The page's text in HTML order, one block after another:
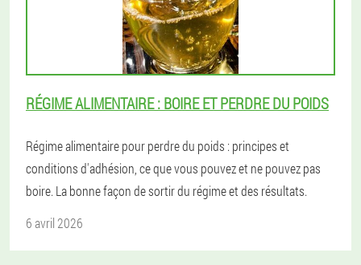
RÉGIME ALIMENTAIRE : BOIRE ET PERDRE DU POIDS
Régime alimentaire pour perdre du poids : principes et
conditions d'adhésion, ce que vous pouvez et ne pouvez pas
boire. La bonne façon de sortir du régime et des résultats.
6 avril 2026